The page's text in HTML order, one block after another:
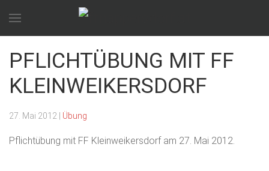
PFLICHTÜBUNG MIT FF
KLEINWEIKERSDORF
27. Mai 2012 Übung
Pflichtübung mit FF Kleinweikersdorf am 27. Mai 2012.